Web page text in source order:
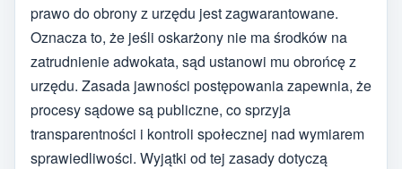
prawo do obrony z urzędu jest zagwarantowane.
Oznacza to, że jeśli oskarżony nie ma środków na
zatrudnienie adwokata, sąd ustanowi mu obrońcę z
urzędu. Zasada jawności postępowania zapewnia, że
procesy sądowe są publiczne, co sprzyja
transparentności i kontroli społecznej nad wymiarem
sprawiedliwości. Wyjątki od tej zasady dotyczą